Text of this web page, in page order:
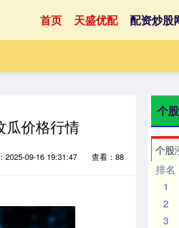
首页 天盛优配 配资炒股
瓜价格行情
2025-09-16 19:31:47 查看：88
个
个股
排名
1
2
3